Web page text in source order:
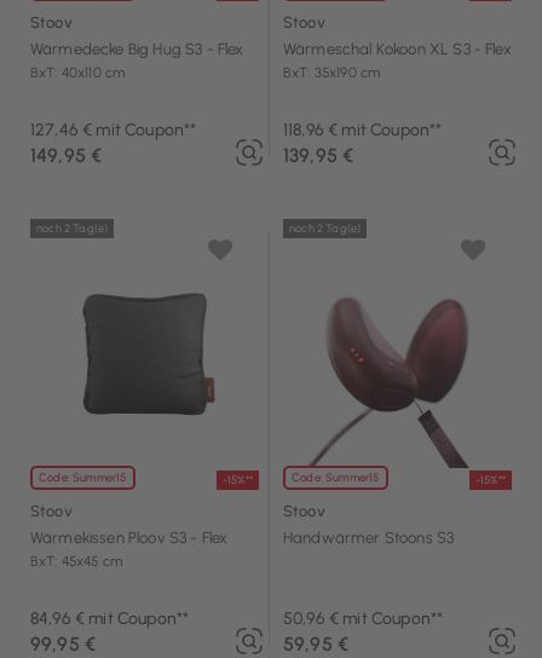
Stoov
Wärmedecke Big Hug S3 - Flex
BxT: 40x110 cm
127,46 € mit Coupon**
149,95 €
Stoov
Wärmeschal Kokoon XL S3 - Flex
BxT: 35x190 cm
118,96 € mit Coupon**
139,95 €
Code: Summer15 -15%**
noch 2 Tag(e)
Stoov
Wärmekissen Ploov S3 - Flex
BxT: 45x45 cm
84,96 € mit Coupon**
99,95 €
Code: Summer15 -15%**
noch 2 Tag(e)
Stoov
Handwärmer Stoons S3
50,96 € mit Coupon**
59,95 €